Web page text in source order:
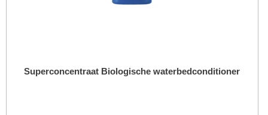
Superconcentraat Biologische waterbedconditioner